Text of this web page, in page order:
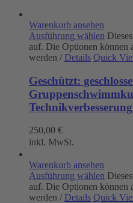
Warenkorb ansehen
Ausführung wählen
auf. Die Optionen können
werden / Details Quick
Geschützt:
Technikverbesserung
250,00 €
inkl. MwSt.
Warenkorb ansehen
Ausführung wählen
auf. Die Optionen können
werden / Details Quick